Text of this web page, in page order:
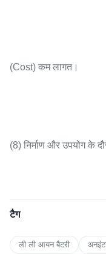
(Cost) कम लागत।
(8) निर्माण और उपयोग के
टैग
ली ली आयन बैटरी